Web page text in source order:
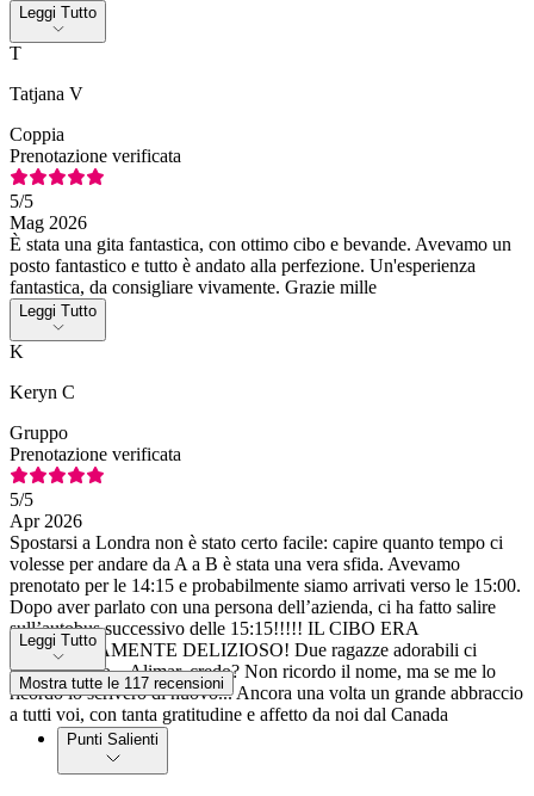
Leggi Tutto
T
Tatjana V
Coppia
Prenotazione verificata
5/5
Mag 2026
È stata una gita fantastica, con ottimo cibo e bevande. Avevamo un
posto fantastico e tutto è andato alla perfezione. Un'esperienza
fantastica, da consigliare vivamente. Grazie mille
Leggi Tutto
K
Keryn C
Gruppo
Prenotazione verificata
5/5
Apr 2026
Spostarsi a Londra non è stato certo facile: capire quanto tempo ci
volesse per andare da A a B è stata una vera sfida. Avevamo
prenotato per le 14:15 e probabilmente siamo arrivati verso le 15:00.
Dopo aver parlato con una persona dell’azienda, ci ha fatto salire
sull’autobus successivo delle 15:15!!!!! IL CIBO ERA
ASSOLUTAMENTE DELIZIOSO! Due ragazze adorabili ci
hanno servito... Alimar, credo? Non ricordo il nome, ma se me lo
ricordo lo scriverò di nuovo... Ancora una volta un grande abbraccio
a tutti voi, con tanta gratitudine e affetto da noi dal Canada
Leggi Tutto
Mostra tutte le 117 recensioni
Punti Salienti